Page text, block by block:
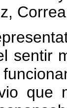
sentir
que